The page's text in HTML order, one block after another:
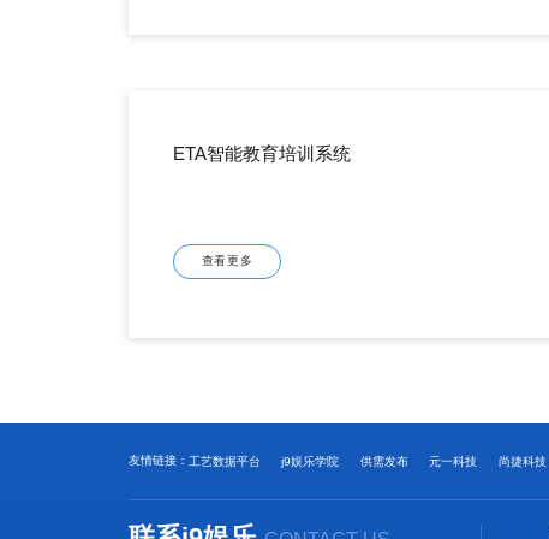
ETA智能教育培训系统
查看更多
友情链接： 工艺数据平台 j9娱乐学院 供需发布 元一科技 尚捷科技